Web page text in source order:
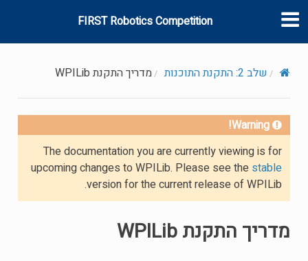
FIRST Robotics Competition
שלב 2: התקנת התוכנות מדריך התקנת WPILib
Warning!
The documentation you are currently viewing is for
upcoming changes to WPILib. Please see the stable
version for the current release of WPILib.
מדריך התקנת WPILib